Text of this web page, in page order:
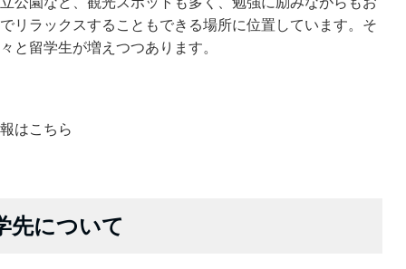
リラックスすることもできる場所に位置しています。そ
と留学生が増えつつあります。
はこちら
先について